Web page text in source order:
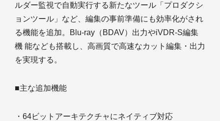
ルダー監視で自動実行する新たなツール「プロダクシ
ョンツール」など、編集の事前準備にも効率化がされ
る機能を追加。Blu-ray（BDAV）出力やiVDR-S編集
機 能なども搭載し、高画質で高速なカット編集・出力
を実現する。
■主な追加機能
・64ビットアーキテクチャにネイティブ対応